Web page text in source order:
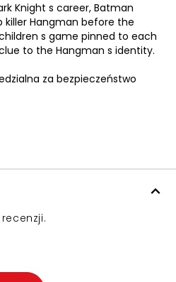
Knight s career, Batman
Hangman before the
s game pinned to each
to the Hangman s identity.
za bezpieczeństwo